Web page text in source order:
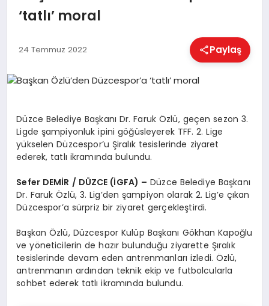
DÜNYA
HABERLER
MAGAZIN
SAĞLIK
‘tatlı’ moral
24 Temmuz 2022 Paylaş
Düzce Belediye Başkanı Dr. Faruk Özlü, geçen sezon 3.
Ligde şampiyonluk ipini göğüsleyerek TFF. 2. Lige
yükselen Düzcespor’u Şiralık tesislerinde ziyaret
ederek, tatlı ikramında bulundu.
Sefer DEMİR / DÜZCE (İGFA) – Düzce Belediye Başkanı
Dr. Faruk Özlü, 3. Lig’den şampiyon olarak 2. Lig’e çıkan
Düzcespor’a sürpriz bir ziyaret gerçekleştirdi.
Başkan Özlü, Düzcespor Kulüp Başkanı Gökhan Kapoğlu
ve yöneticilerin de hazır bulunduğu ziyarette Şıralık
tesislerinde devam eden antrenmanları izledi. Özlü,
antrenmanın ardından teknik ekip ve futbolcularla
sohbet ederek tatlı ikramında bulundu.